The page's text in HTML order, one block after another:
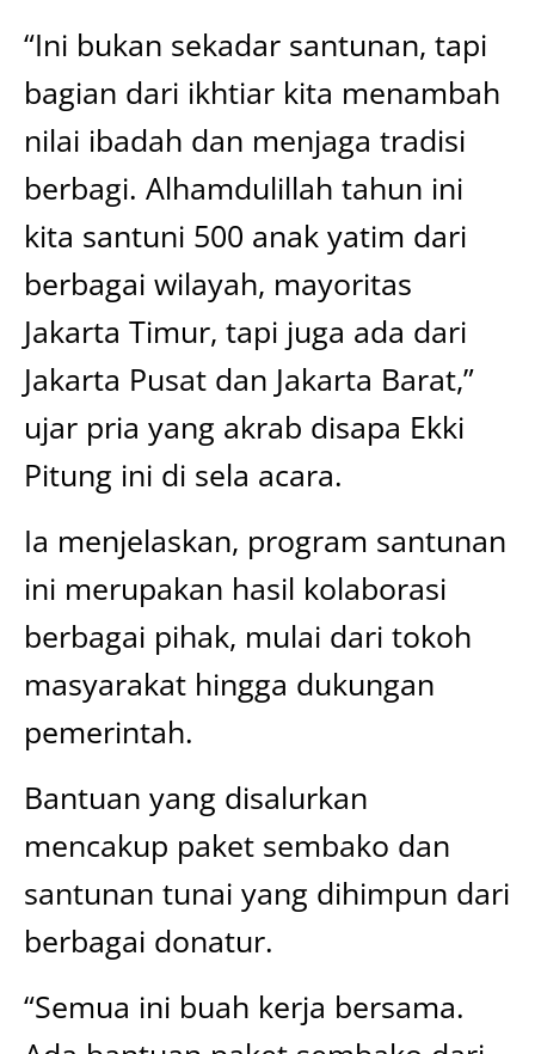
“Ini bukan sekadar santunan, tapi
bagian dari ikhtiar kita menambah
nilai ibadah dan menjaga tradisi
berbagi. Alhamdulillah tahun ini
kita santuni 500 anak yatim dari
berbagai wilayah, mayoritas
Jakarta Timur, tapi juga ada dari
Jakarta Pusat dan Jakarta Barat,”
ujar pria yang akrab disapa Ekki
Pitung ini di sela acara.
Ia menjelaskan, program santunan
ini merupakan hasil kolaborasi
berbagai pihak, mulai dari tokoh
masyarakat hingga dukungan
pemerintah.
Bantuan yang disalurkan
mencakup paket sembako dan
santunan tunai yang dihimpun dari
berbagai donatur.
“Semua ini buah kerja bersama.